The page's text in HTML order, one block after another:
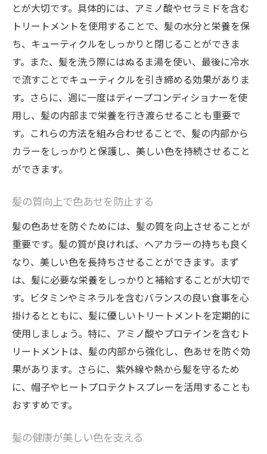
とが大切です。具体的には、アミノ酸やセラミドを含む
トリートメントを使用することで、髪の水分と栄養を保
ち、キューティクルをしっかりと閉じることができま
す。また、髪を洗う際にはぬるま湯を使い、最後に冷水
で流すことでキューティクルを引き締める効果がありま
す。さらに、週に一度はディープコンディショナーを使
用し、髪の内部まで栄養を行き渡らせることも重要で
す。これらの方法を組み合わせることで、髪の内部から
カラーをしっかりと保護し、美しい色を持続させること
ができます。
髪の質向上で色あせを防止する
髪の色あせを防ぐためには、髪の質を向上させることが
重要です。髪の質が良ければ、ヘアカラーの持ちも良く
なり、美しい色を長持ちさせることができます。まず
は、髪に必要な栄養をしっかりと補給することが大切で
す。ビタミンやミネラルを含むバランスの良い食事を心
掛けるとともに、髪に優しいトリートメントを定期的に
使用しましょう。特に、アミノ酸やプロテインを含むト
リートメントは、髪の内部から強化し、色あせを防ぐ効
果があります。さらに、紫外線や熱から髪を守るため
に、帽子やヒートプロテクトスプレーを活用することも
おすすめです。
髪の健康が美しい色を支える